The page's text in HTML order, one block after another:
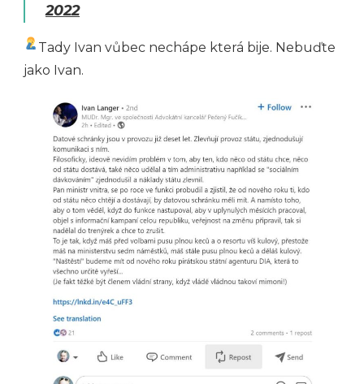
2022
Tady Ivan vůbec nechápe která bije. Nebuďte
jako Ivan.